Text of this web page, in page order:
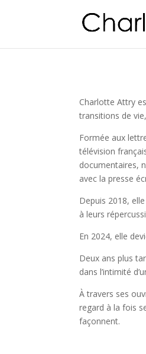
Charlotte Attry
transitions de
Formée aux
télévision
documentaires,
avec la presse
Depuis 2018,
à leurs
En 2024, elle
Deux ans plus
dans l’intimité
À travers ses
regard à la fois
façonnent.